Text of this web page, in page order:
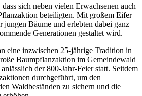
sich neben vielen Erwachsenen auch
beteiligten. Mit großem Eifer
jungen Bäume und erlebten dabei ganz
Generationen gestaltet wird.
eine inzwischen 25-jährige Tradition in
Baumpflanzaktion im Gemeindewald
der 800-Jahr-Feier statt. Seitdem
durchgeführt, um den
Waldbeständen zu sichern und die